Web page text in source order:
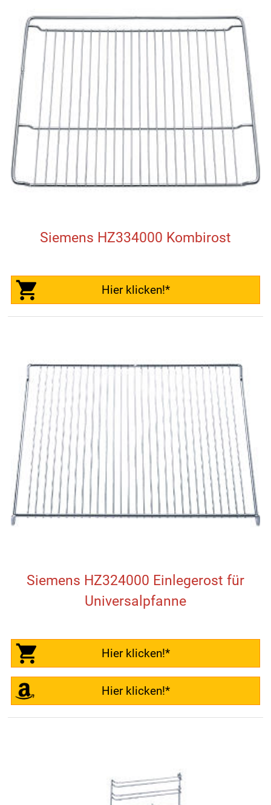
Siemens HZ334000 Kombirost
Hier klicken!*
Siemens HZ324000 Einlegerost für
Universalpfanne
Hier klicken!*
Hier klicken!*